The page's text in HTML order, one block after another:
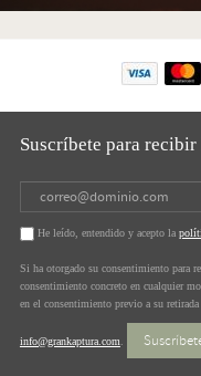
Suscríbete para
He leído, entendido y acepto la
Si ha otorgado su consentimiento para
consentimiento concreto en cualquier
en el consentimiento previo a su
info@grankaptura.com